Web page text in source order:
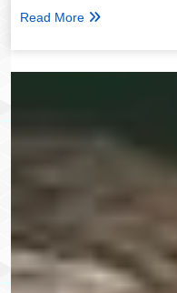
Read More